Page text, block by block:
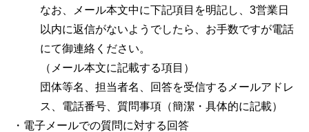
なお、メール本文中に下記項目を明記し、3営業日
以内に返信がないようでしたら、お手数ですが電話
にて御連絡ください。
（メール本文に記載する項目）
団体等名、担当者名、回答を受信するメールアドレ
ス、電話番号、質問事項（簡潔・具体的に記載）
・電子メールでの質問に対する回答